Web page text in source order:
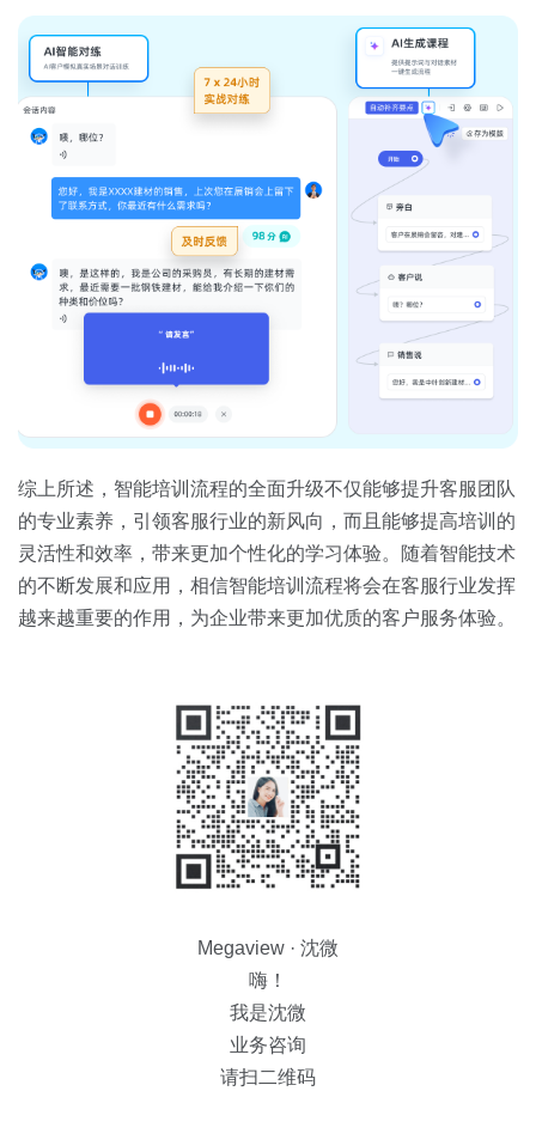
综上所述，智能培训流程的全面升级不仅能够提升客服团队
的专业素养，引领客服行业的新风向，而且能够提高培训的
灵活性和效率，带来更加个性化的学习体验。随着智能技术
的不断发展和应用，相信智能培训流程将会在客服行业发挥
越来越重要的作用，为企业带来更加优质的客户服务体验。
Megaview · 沈微
嗨！
我是沈微
业务咨询
请扫二维码